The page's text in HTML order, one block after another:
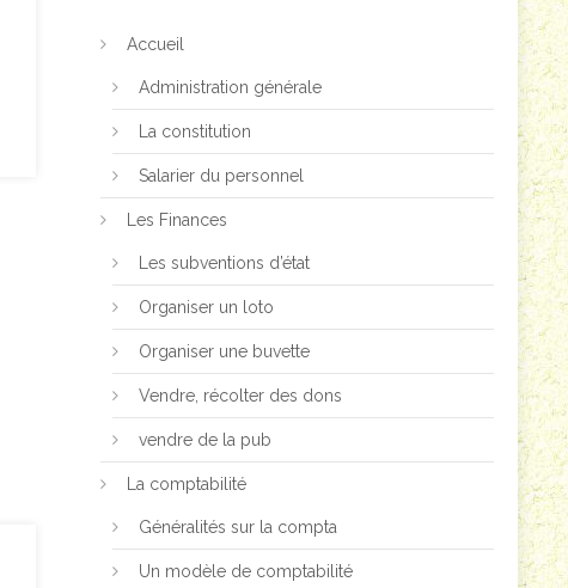
Accueil
Administration générale
La constitution
Salarier du personnel
Les Finances
Les subventions d’état
Organiser un loto
Organiser une buvette
Vendre, récolter des dons
vendre de la pub
La comptabilité
Généralités sur la compta
Un modèle de comptabilité